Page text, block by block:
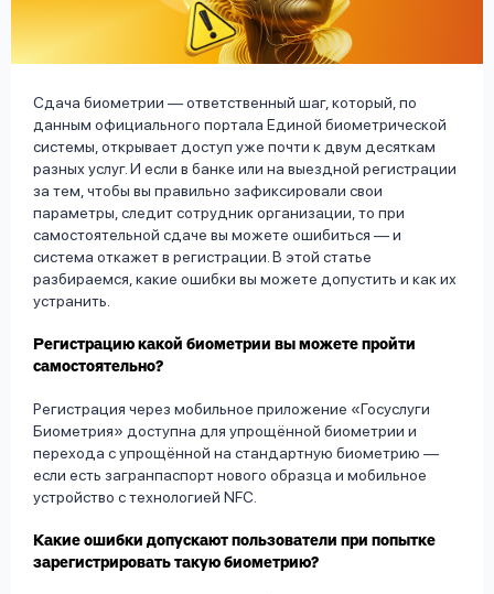
Сдача биометрии — ответственный шаг, который, по
данным официального портала Единой биометрической
системы, открывает доступ уже почти к двум десяткам
разных услуг. И если в банке или на выездной регистрации
за тем, чтобы вы правильно зафиксировали свои
параметры, следит сотрудник организации, то при
самостоятельной сдаче вы можете ошибиться — и
система откажет в регистрации. В этой статье
разбираемся, какие ошибки вы можете допустить и как их
устранить.
Регистрацию какой биометрии вы можете пройти
самостоятельно?
Регистрация через мобильное приложение «Госуслуги
Биометрия» доступна для упрощённой биометрии и
перехода с упрощённой на стандартную биометрию —
если есть загранпаспорт нового образца и мобильное
устройство с технологией NFC.
Какие ошибки допускают пользователи при попытке
зарегистрировать такую биометрию?
Оформить заявку
Войти под другим номером
вопрос
Ответы
на
вопросы